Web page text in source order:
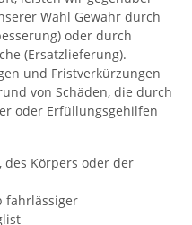
Wahl Gewähr durch
oder durch
(Ersatzlieferung).
und Fristverkürzungen
von Schäden, die durch
oder Erfüllungsgehilfen
des Körpers oder der
fahrlässiger